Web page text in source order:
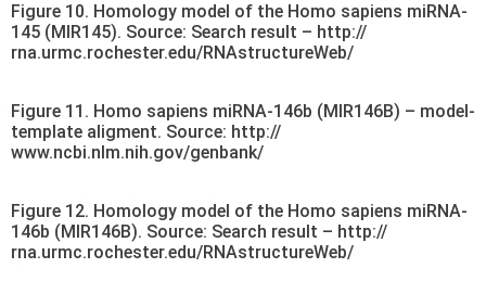
Figure 10. Homology model of the Homo sapiens miRNA-
145 (MIR145). Source: Search result – http://
rna.urmc.rochester.edu/RNAstructureWeb/
Figure 11. Homo sapiens miRNA-146b (MIR146B) – model-
template aligment. Source: http://
www.ncbi.nlm.nih.gov/genbank/
Figure 12. Homology model of the Homo sapiens miRNA-
146b (MIR146B). Source: Search result – http://
rna.urmc.rochester.edu/RNAstructureWeb/